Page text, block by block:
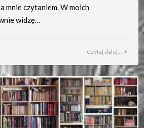
mnie czytaniem. W moich
widzę…
Czytaj dalej...